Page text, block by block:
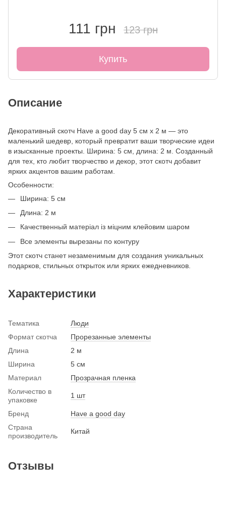
111 грн 123 грн
Купить
Описание
Декоративный скотч Have a good day 5 см x 2 м — это
маленький шедевр, который превратит ваши творческие идеи
в изысканные проекты. Ширина: 5 см, длина: 2 м. Созданный
для тех, кто любит творчество и декор, этот скотч добавит
ярких акцентов вашим работам.
Особенности:
Ширина: 5 см
Длина: 2 м
Качественный матеріал із міцним клейовим шаром
Все элементы вырезаны по контуру
Этот скотч станет незаменимым для создания уникальных
подарков, стильных открыток или ярких ежедневников.
Характеристики
Тематика
Люди
Формат скотча
Прорезанные элементы
Длина
2 м
Ширина
5 см
Материал
Прозрачная пленка
Количество в
упаковке
1 шт
Бренд
Have a good day
Страна
производитель
Китай
Отзывы